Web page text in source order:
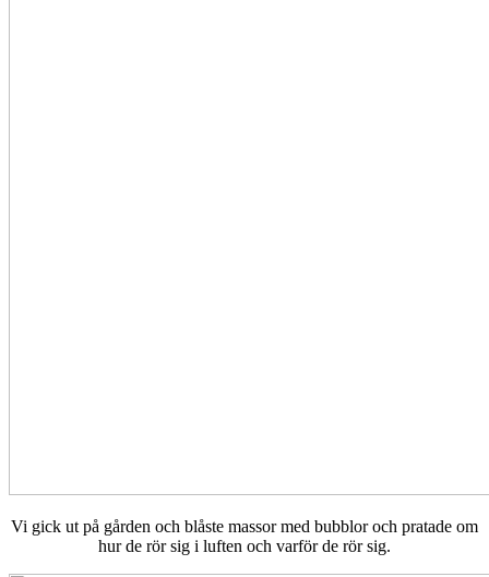
Vi gick ut på gården och blåste massor med bubblor och pratade om
hur de rör sig i luften och varför de rör sig.